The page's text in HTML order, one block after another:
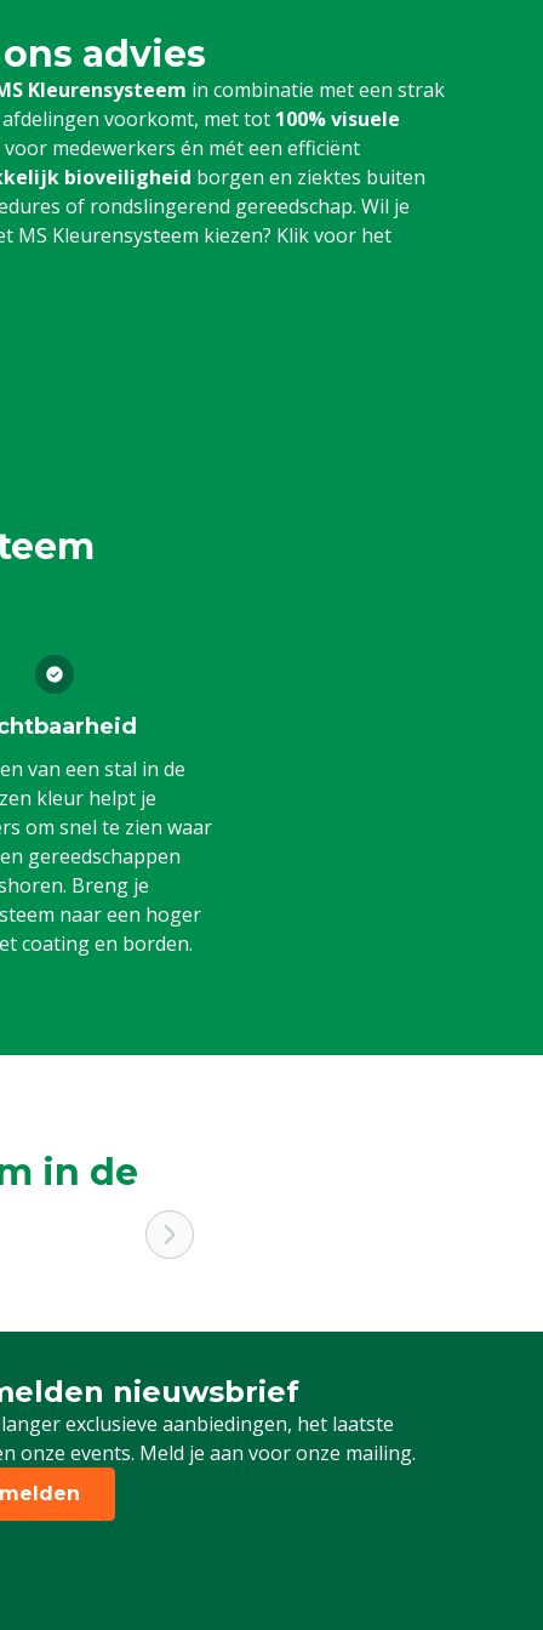
advies
Kleurensysteem in combinatie met een strak
voorkomt, met tot 100% visuele
medewerkers én mét een efficiënt
bioveiligheid borgen en ziektes buiten
of rondslingerend gereedschap. Wil je
MS Kleurensysteem kiezen? Klik voor het
van een stal in de
kleur helpt je
om snel te zien waar
gereedschappen
Breng je
naar een hoger
coating en borden.
in de
nieuwsbrief
exclusieve aanbiedingen, het laatste
onze events. Meld je aan voor onze mailing.
in voor onze nieuwsbrief